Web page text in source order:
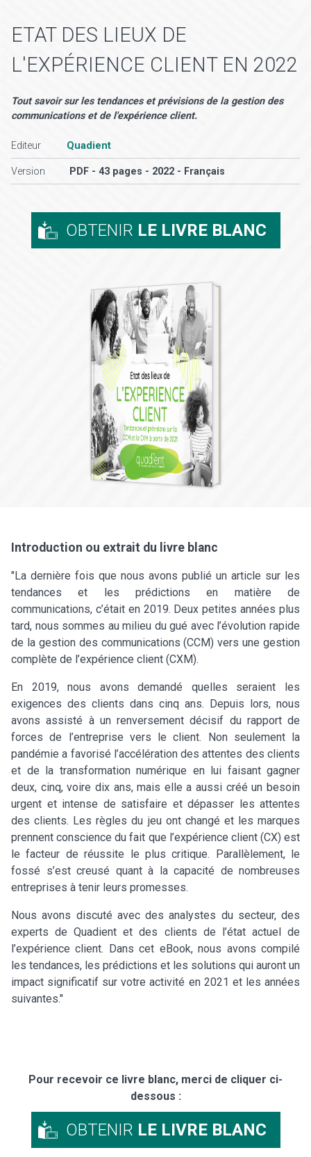
ETAT DES LIEUX DE
L'EXPÉRIENCE CLIENT EN 2022
Tout savoir sur les tendances et prévisions de la gestion des
communications et de l'expérience client.
Editeur Quadient
Version PDF - 43 pages - 2022 - Français
OBTENIR LE LIVRE BLANC
Introduction ou extrait du livre blanc
"La dernière fois que nous avons publié un article sur les
tendances et les prédictions en matière de
communications, c’était en 2019. Deux petites années plus
tard, nous sommes au milieu du gué avec l’évolution rapide
de la gestion des communications (CCM) vers une gestion
complète de l’expérience client (CXM).
En 2019, nous avons demandé quelles seraient les
exigences des clients dans cinq ans. Depuis lors, nous
avons assisté à un renversement décisif du rapport de
forces de l’entreprise vers le client. Non seulement la
pandémie a favorisé l’accélération des attentes des clients
et de la transformation numérique en lui faisant gagner
deux, cinq, voire dix ans, mais elle a aussi créé un besoin
urgent et intense de satisfaire et dépasser les attentes
des clients. Les règles du jeu ont changé et les marques
prennent conscience du fait que l’expérience client (CX) est
le facteur de réussite le plus critique. Parallèlement, le
fossé s’est creusé quant à la capacité de nombreuses
entreprises à tenir leurs promesses.
Nous avons discuté avec des analystes du secteur, des
experts de Quadient et des clients de l’état actuel de
l’expérience client. Dans cet eBook, nous avons compilé
les tendances, les prédictions et les solutions qui auront un
impact significatif sur votre activité en 2021 et les années
suivantes."
Pour recevoir ce livre blanc, merci de cliquer ci-
dessous :
OBTENIR LE LIVRE BLANC